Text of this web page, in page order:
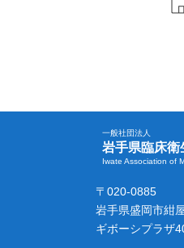
一般社団法人
岩手県臨床衛
Iwate Association of
〒020-0885
岩手県盛岡市紺
ギボーシプラザ